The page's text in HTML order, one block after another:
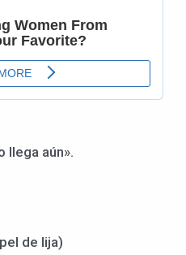
llega aún».
de lija)